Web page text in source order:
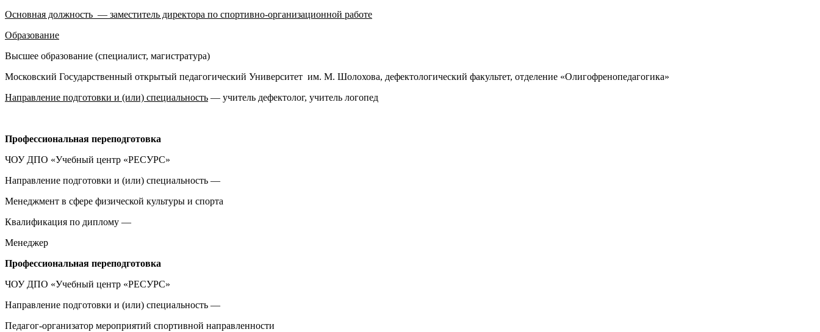
Основная должность — заместитель директора по спортивно-организационной работе
Образование
Высшее образование (специалист, магистратура)
Московский Государственный открытый педагогический Университет им. М. Шолохова, дефектологический факультет, отделение «Олигофренопедагогика»
Направление подготовки и (или) специальность — учитель дефектолог, учитель логопед
Профессиональная переподготовка
ЧОУ ДПО «Учебный центр «РЕСУРС»
Направление подготовки и (или) специальность —
Менеджмент в сфере физической культуры и спорта
Квалификация по диплому —
Менеджер
Профессиональная переподготовка
ЧОУ ДПО «Учебный центр «РЕСУРС»
Направление подготовки и (или) специальность —
Педагог-организатор мероприятий спортивной направленности